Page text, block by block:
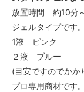
放置時間 約10分
ジェルタイプです。
1液 ピンク
２液 ブルー
(目安ですのでかか
プロ専用商材です。